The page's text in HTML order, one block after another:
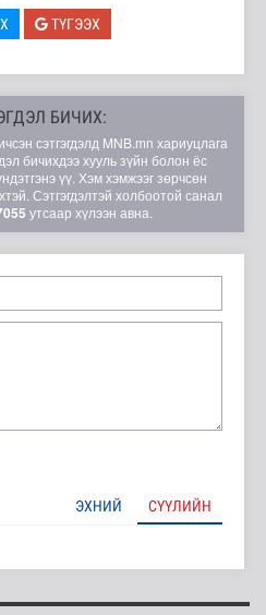
ТҮГЭЭХ
БИЧИХ:
сэтгэгдэлд MNB.mn хариуцлага
бичихдээ хууль зүйн болон ёс
үү. Хэм хэмжээг зөрчсөн
Сэтгэгдэлтэй холбоотой санал
утсаар хүлээн авна.
ЭХНИЙ СҮҮЛИЙН